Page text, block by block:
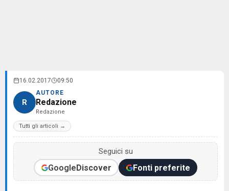
16.02.2017 09:50
R
AUTORE
Redazione
Redazione
Tutti gli articoli →
Seguici su
GoogleDiscover Fonti preferite